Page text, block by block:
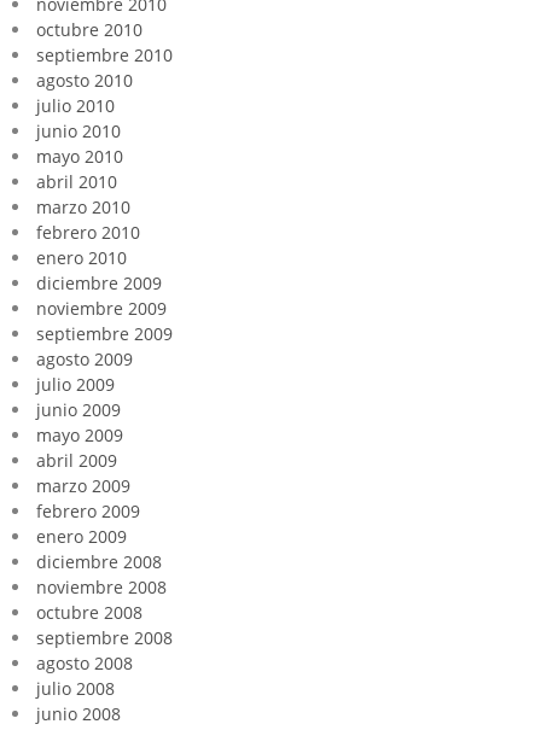
octubre 2010
septiembre 2010
agosto 2010
julio 2010
junio 2010
mayo 2010
abril 2010
marzo 2010
febrero 2010
enero 2010
diciembre 2009
noviembre 2009
septiembre 2009
agosto 2009
julio 2009
junio 2009
mayo 2009
abril 2009
marzo 2009
febrero 2009
enero 2009
diciembre 2008
noviembre 2008
octubre 2008
septiembre 2008
agosto 2008
julio 2008
junio 2008